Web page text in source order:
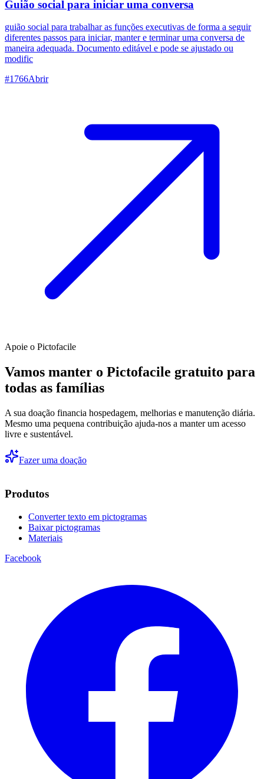
Guião social para iniciar uma conversa
guião social para trabalhar as funções executivas de forma a seguir
diferentes passos para iniciar, manter e terminar uma conversa de
maneira adequada. Documento editável e pode se ajustado ou
modific
#1766Abrir
Apoie o Pictofacile
Vamos manter o Pictofacile gratuito para
todas as famílias
A sua doação financia hospedagem, melhorias e manutenção diária.
Mesmo uma pequena contribuição ajuda-nos a manter um acesso
livre e sustentável.
Fazer uma doação
Produtos
Converter texto em pictogramas
Baixar pictogramas
Materiais
Facebook